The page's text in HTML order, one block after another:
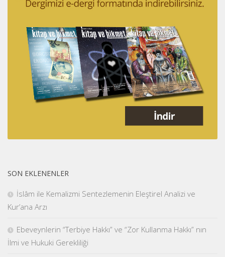
SON EKLENENLER
İslâm ile Kemalizmi Sentezlemenin Eleştirel Analizi ve
Kur’ana Arzı
Ebeveynlerin “Terbiye Hakkı” ve “Zor Kullanma Hakkı” nın
İlmi ve Hukuki Gerekliliği